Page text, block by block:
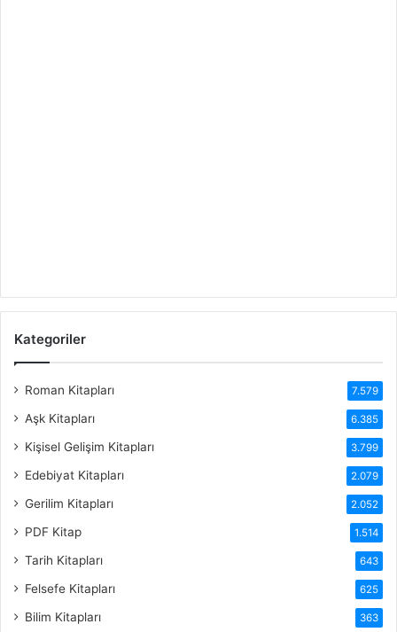
Kategoriler
Roman Kitapları 7.579
Aşk Kitapları 6.385
Kişisel Gelişim Kitapları 3.799
Edebiyat Kitapları 2.079
Gerilim Kitapları 2.052
PDF Kitap 1.514
Tarih Kitapları 643
Felsefe Kitapları 625
Bilim Kitapları 363